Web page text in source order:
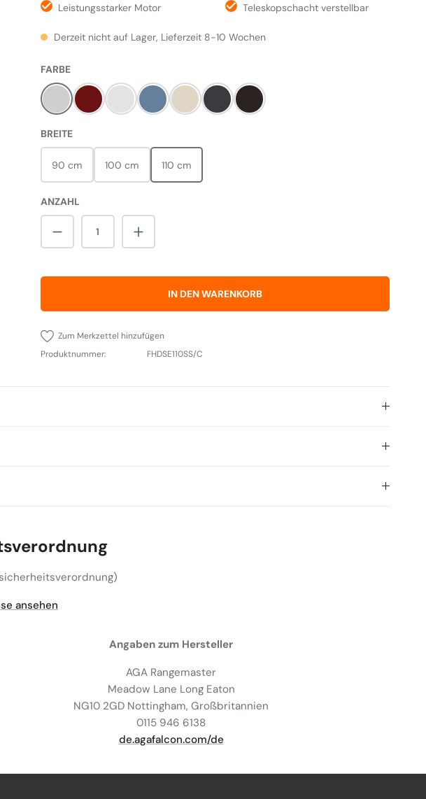
Leistungsstarker Motor
Teleskopschacht verstellbar
Derzeit nicht auf Lager, Lieferzeit 8-10 Wochen
FARBEAUSWÄHLEN
Steel Cherry Red
White China BlueCream Slate Black
BREITEAUSWÄHLEN
90 cm 100 cm 110 cm
ANZAHL
Produkt Anzahl: Gib den gewünschten Wert ein
IN DEN WARENKORB
Zum Merkzettel hinzufügen
Produktnummer:
FHDSE110SS/C
ansehen
Angaben zum Hersteller
AGA Rangemaster
Meadow Lane Long Eaton
NG10 2GD Nottingham, Großbritannien
0115 946 6138
de.agafalcon.com/de